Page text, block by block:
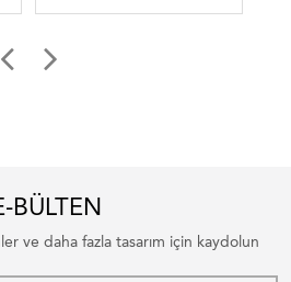
BÜLTEN
ve daha fazla tasarım için kaydolun